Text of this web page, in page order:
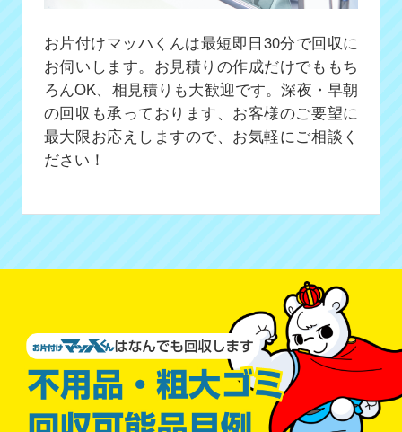
お片付けマッハくんは最短即日30分で回収に
お伺いします。お見積りの作成だけでももち
ろんOK、相見積りも大歓迎です。深夜・早朝
の回収も承っております、お客様のご要望に
最大限お応えしますので、お気軽にご相談く
ださい！